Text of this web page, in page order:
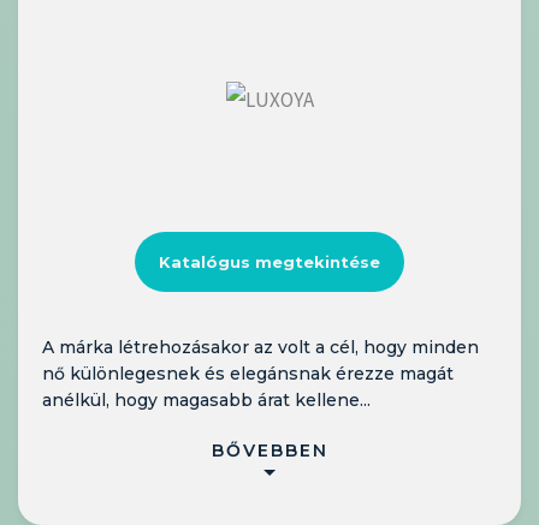
Katalógus megtekintése
A márka létrehozásakor az volt a cél, hogy minden
nő különlegesnek és elegánsnak érezze magát
anélkül, hogy magasabb árat kellene...
BŐVEBBEN